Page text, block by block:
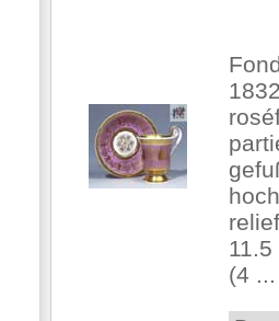
11.5
(4 ...